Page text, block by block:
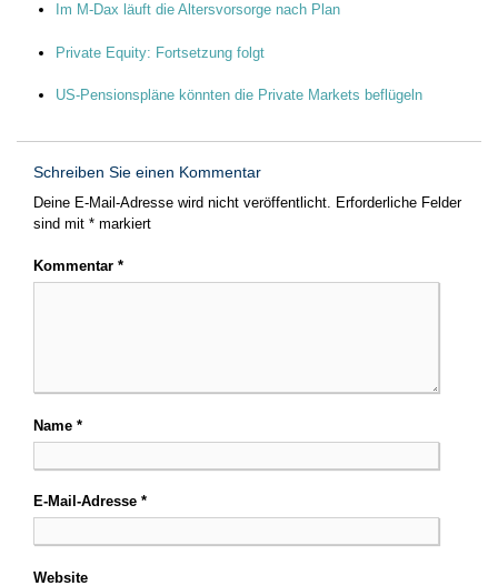
Im M-Dax läuft die Altersvorsorge nach Plan
Private Equity: Fortsetzung folgt
US-Pensionspläne könnten die Private Markets beflügeln
Schreiben Sie einen Kommentar
Deine E-Mail-Adresse wird nicht veröffentlicht. Erforderliche Felder
sind mit * markiert
Kommentar *
Name *
E-Mail-Adresse *
Website